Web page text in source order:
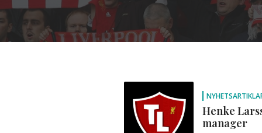
Henke
manager